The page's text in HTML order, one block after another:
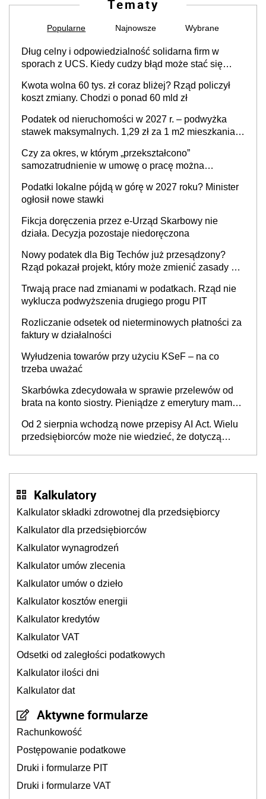
Tematy
Popularne Najnowsze Wybrane
Dług celny i odpowiedzialność solidarna firm w
sporach z UCS. Kiedy cudzy błąd może stać się
Kwota wolna 60 tys. zł coraz bliżej? Rząd policzył
koszt zmiany. Chodzi o ponad 60 mld zł
Podatek od nieruchomości w 2027 r. – podwyżka
stawek maksymalnych. 1,29 zł za 1 m2 mieszkania,
prowadzeniem działalności gospodarczej
Czy za okres, w którym „przekształcono”
samozatrudnienie w umowę o pracę można
cywilnoprawnej jedynym racjonalnym wyjściem
Podatki lokalne pójdą w górę w 2027 roku? Minister
ogłosił nowe stawki
Fikcja doręczenia przez e-Urząd Skarbowy nie
działa. Decyzja pozostaje niedoręczona
Nowy podatek dla Big Techów już przesądzony?
Rząd pokazał projekt, który może zmienić zasady gry
Trwają prace nad zmianami w podatkach. Rząd nie
wyklucza podwyższenia drugiego progu PIT
Rozliczanie odsetek od nieterminowych płatności za
faktury w działalności
Wyłudzenia towarów przy użyciu KSeF – na co
trzeba uważać
Skarbówka zdecydowała w sprawie przelewów od
brata na konto siostry. Pieniądze z emerytury mamy
będzie
Od 2 sierpnia wchodzą nowe przepisy AI Act. Wielu
przedsiębiorców może nie wiedzieć, że dotyczą
Kalkulatory
Kalkulator składki zdrowotnej dla przedsiębiorcy
Kalkulator dla przedsiębiorców
Kalkulator wynagrodzeń
Kalkulator umów zlecenia
Kalkulator umów o dzieło
Kalkulator kosztów energii
Kalkulator kredytów
Kalkulator VAT
Odsetki od zaległości podatkowych
Kalkulator ilości dni
Kalkulator dat
Aktywne formularze
Rachunkowość
Postępowanie podatkowe
Druki i formularze PIT
Druki i formularze VAT